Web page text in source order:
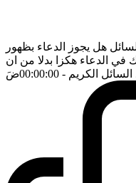
هل يجوز الدعاء بظهور
في الدعاء هكزا بدلا من ان
الكريم - 00:00:00 ضَ